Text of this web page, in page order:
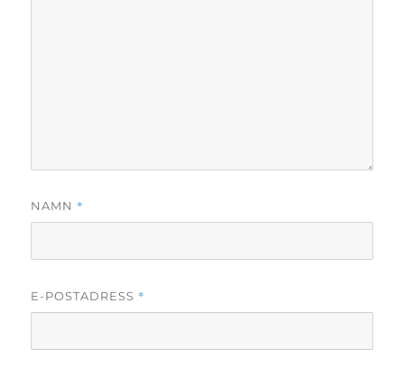
NAMN *
E-POSTADRESS *